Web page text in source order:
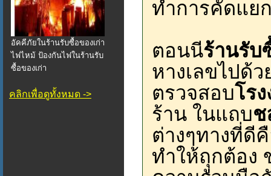
อัคคีภัยในร้านรับซื้อของเก่า
ไฟไหม้ ป้องกันไฟในร้านรับ
ซื้อของเก่า
คลิกเพื่อดูทั้งหมด ->
ทำการคัดแย
ตอนนีร้านรับ
หางเลขไปด้
ตรวจสอบโร
ร้าน ในแถบช
ต่างๆทางที่ดี
ทำให้ถุูกต้อง